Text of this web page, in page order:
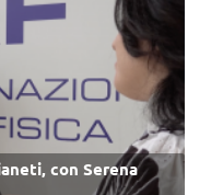
con Serena